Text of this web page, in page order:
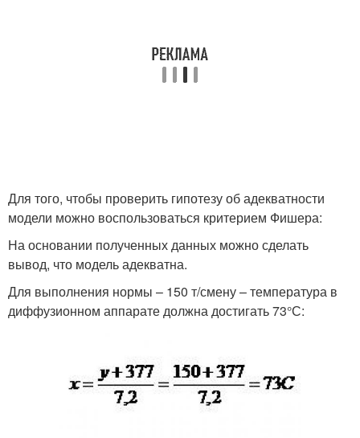
Для того, чтобы проверить гипотезу об адекватности
модели можно воспользоваться критерием Фишера:
На основании полученных данных можно сделать
вывод, что модель адекватна.
Для выполнения нормы – 150 т/смену – температура в
диффузионном аппарате должна достигать 73°С: